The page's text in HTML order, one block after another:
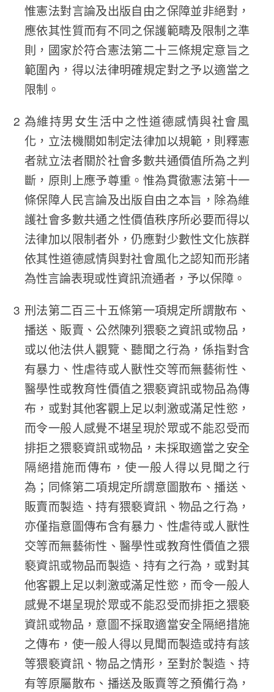
惟憲法對言論及出版自由之保障並非絕對，
應依其性質而有不同之保護範疇及限制之準
則，國家於符合憲法第二十三條規定意旨之
範圍內，得以法律明確規定對之予以適當之
限制。
為維持男女生活中之性道德感情與社會風
化，立法機關如制定法律加以規範，則釋憲
者就立法者關於社會多數共通價值所為之判
斷，原則上應予尊重。惟為貫徹憲法第十一
條保障人民言論及出版自由之本旨，除為維
護社會多數共通之性價值秩序所必要而得以
法律加以限制者外，仍應對少數性文化族群
依其性道德感情與對社會風化之認知而形諸
為性言論表現或性資訊流通者，予以保障。
刑法第二百三十五條第一項規定所謂散布、
播送、販賣、公然陳列猥褻之資訊或物品，
或以他法供人觀覽、聽聞之行為，係指對含
有暴力、性虐待或人獸性交等而無藝術性、
醫學性或教育性價值之猥褻資訊或物品為傳
布，或對其他客觀上足以刺激或滿足性慾，
而令一般人感覺不堪呈現於眾或不能忍受而
排拒之猥褻資訊或物品，未採取適當之安全
隔絕措施而傳布，使一般人得以見聞之行
為；同條第二項規定所謂意圖散布、播送、
販賣而製造、持有猥褻資訊、物品之行為，
亦僅指意圖傳布含有暴力、性虐待或人獸性
交等而無藝術性、醫學性或教育性價值之猥
褻資訊或物品而製造、持有之行為，或對其
他客觀上足以刺激或滿足性慾，而令一般人
感覺不堪呈現於眾或不能忍受而排拒之猥褻
資訊或物品，意圖不採取適當安全隔絕措施
之傳布，使一般人得以見聞而製造或持有該
等猥褻資訊、物品之情形，至對於製造、持
有等原屬散布、播送及販賣等之預備行為，